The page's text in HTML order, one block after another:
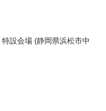
設会場 (静岡県浜松市中